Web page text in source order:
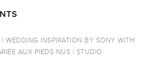
WEDDING INSPIRATION BY SONY WITH
AUX PIEDS NUS | STUDIO